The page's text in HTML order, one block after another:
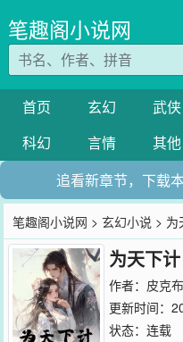
笔趣阁小说网
首页 玄幻 武侠
科幻
言情 其他
追看新章节，下载
笔趣阁小说网 >玄幻小说 > 为
为天下计
作者： 皮克布
更新时间：
状态：连载